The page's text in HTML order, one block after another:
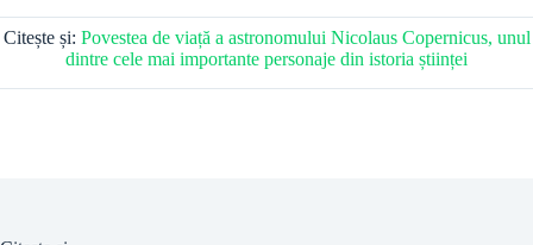
Citește și: Povestea de viață a astronomului Nicolaus Copernicus, unul
dintre cele mai importante personaje din istoria științei